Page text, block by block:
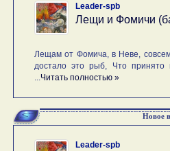
Leader-spb
Лещи и Фомичи
Лещам от Фомича, в Неве,
достало это рыб, Что
Читать полностью »
Новое
Leader-spb